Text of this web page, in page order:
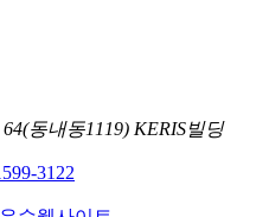
동내동1119) KERIS빌딩
3122